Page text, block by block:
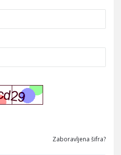
Zaboravljena šifra?